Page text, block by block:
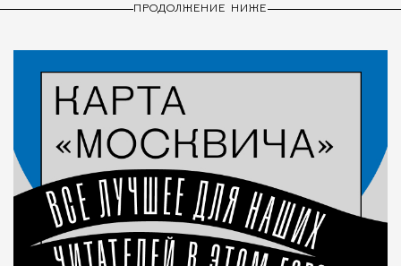
ПРОДОЛЖЕНИЕ НИЖЕ